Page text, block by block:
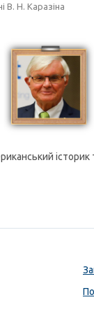
В. Н. Каразіна